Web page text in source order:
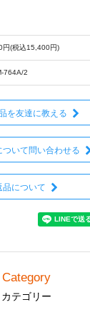
円(税込15,400円)
764A/2
を友達に教える
ついて問い合わせる
品について
Category
カテゴリー